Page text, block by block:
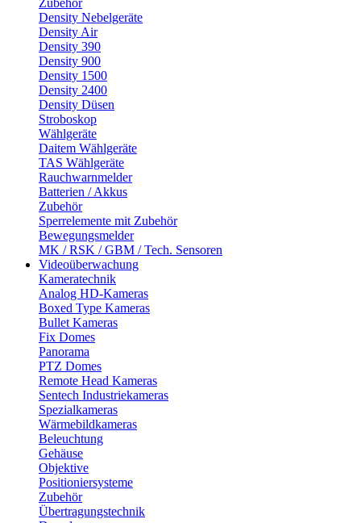
Density Nebelgeräte
Density Air
Density 390
Density 900
Density 1500
Density 2400
Density Düsen
Stroboskop
Wählgeräte
Daitem Wählgeräte
TAS Wählgeräte
Rauchwarnmelder
Batterien / Akkus
Zubehör
Sperrelemente mit Zubehör
Bewegungsmelder
MK / RSK / GBM / Tech. Sensoren
Videoüberwachung
Kameratechnik
Analog HD-Kameras
Boxed Type Kameras
Bullet Kameras
Fix Domes
Panorama
PTZ Domes
Remote Head Kameras
Sentech Industriekameras
Spezialkameras
Wärmebildkameras
Beleuchtung
Gehäuse
Objektive
Positioniersysteme
Zubehör
Übertragungstechnik